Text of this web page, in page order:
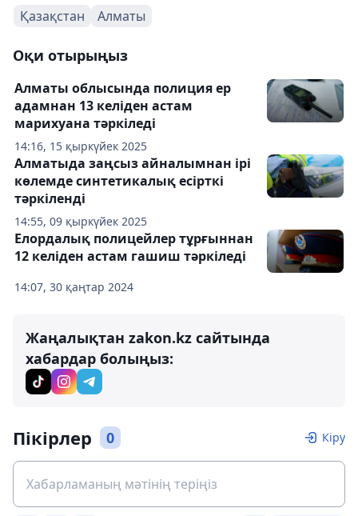
Қазақстан Алматы
Оқи отырыңыз
14:16, 15 қыркүйек 2025
Алматы облысында полиция ер
адамнан 13 келіден астам
марихуана тәркіледі
14:55, 09 қыркүйек 2025
Алматыда заңсыз айналымнан ірі
көлемде синтетикалық есірткі
тәркіленді
14:07, 30 қаңтар 2024
Елордалық полицейлер тұрғыннан
12 келіден астам гашиш тәркіледі
Жаңалықтан zakon.kz сайтында
хабардар болыңыз:
Пікірлер 0 Кіру